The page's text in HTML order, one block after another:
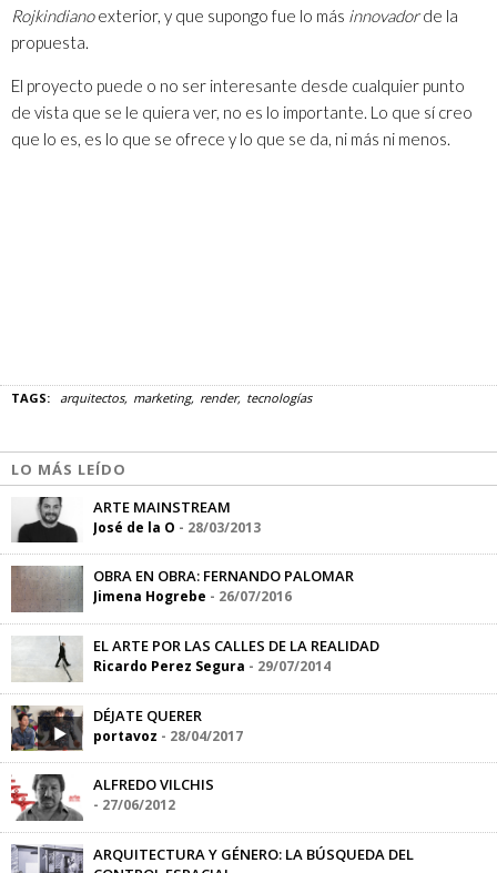
Rojkindianoexterior, y que supongo fue lo más innovadorde la
propuesta.
El proyecto puede o no ser interesante desde cualquier punto
de vista que se le quiera ver, no es lo importante. Lo que sí creo
que lo es, es lo que se ofrece y lo que se da, ni más ni menos.
TAGS: arquitectos marketing render tecnologías
LO MÁS LEÍDO
ARTE MAINSTREAM
José de la O - 28/03/2013
OBRA EN OBRA: FERNANDO PALOMAR
Jimena Hogrebe - 26/07/2016
EL ARTE POR LAS CALLES DE LA REALIDAD
Ricardo Perez Segura - 29/07/2014
DÉJATE QUERER
portavoz - 28/04/2017
ALFREDO VILCHIS
- 27/06/2012
ARQUITECTURA Y GÉNERO: LA BÚSQUEDA DEL